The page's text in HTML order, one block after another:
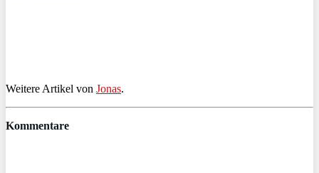
Weitere Artikel von Jonas.
Kommentare